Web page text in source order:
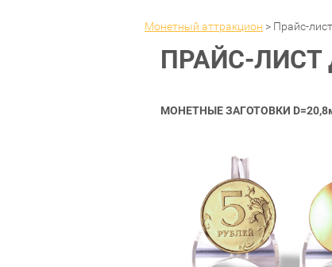
Монетный аттракцион > Прайс-
ПРАЙС-ЛИСТ
МОНЕТНЫЕ ЗАГОТОВКИ